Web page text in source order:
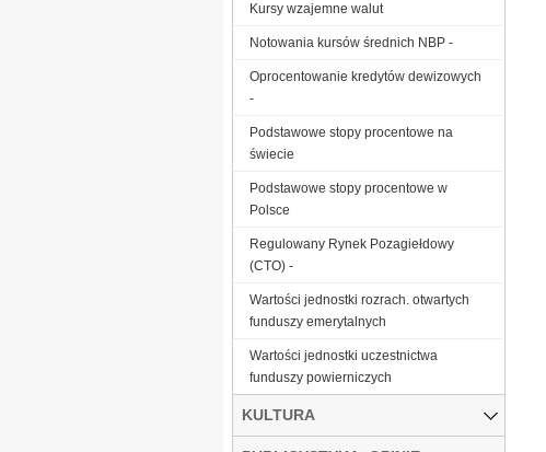
Kursy wzajemne walut
Notowania kursów średnich NBP -
Oprocentowanie kredytów dewizowych
-
Podstawowe stopy procentowe na
świecie
Podstawowe stopy procentowe w
Polsce
Regulowany Rynek Pozagiełdowy
(CTO) -
Wartości jednostki rozrach. otwartych
funduszy emerytalnych
Wartości jednostki uczestnictwa
funduszy powierniczych
KULTURA